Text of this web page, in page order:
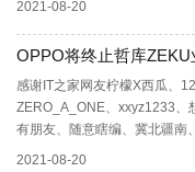
2021-08-20
OPPO将终止哲库ZEKU
感谢IT之家网友柠檬X西瓜、
ZERO_A_ONE、xxyz1233、
有朋友、随意瞎编、冀北疆南
2021-08-20